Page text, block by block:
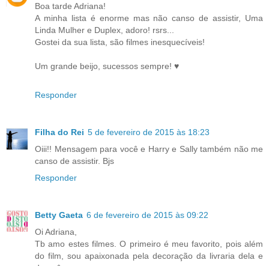
Boa tarde Adriana!
A minha lista é enorme mas não canso de assistir, Uma
Linda Mulher e Duplex, adoro! rsrs...
Gostei da sua lista, são filmes inesquecíveis!
Um grande beijo, sucessos sempre! ♥
Responder
Filha do Rei 5 de fevereiro de 2015 às 18:23
Oiii!! Mensagem para você e Harry e Sally também não me
canso de assistir. Bjs
Responder
Betty Gaeta 6 de fevereiro de 2015 às 09:22
Oi Adriana,
Tb amo estes filmes. O primeiro é meu favorito, pois além
do film, sou apaixonada pela decoração da livraria dela e